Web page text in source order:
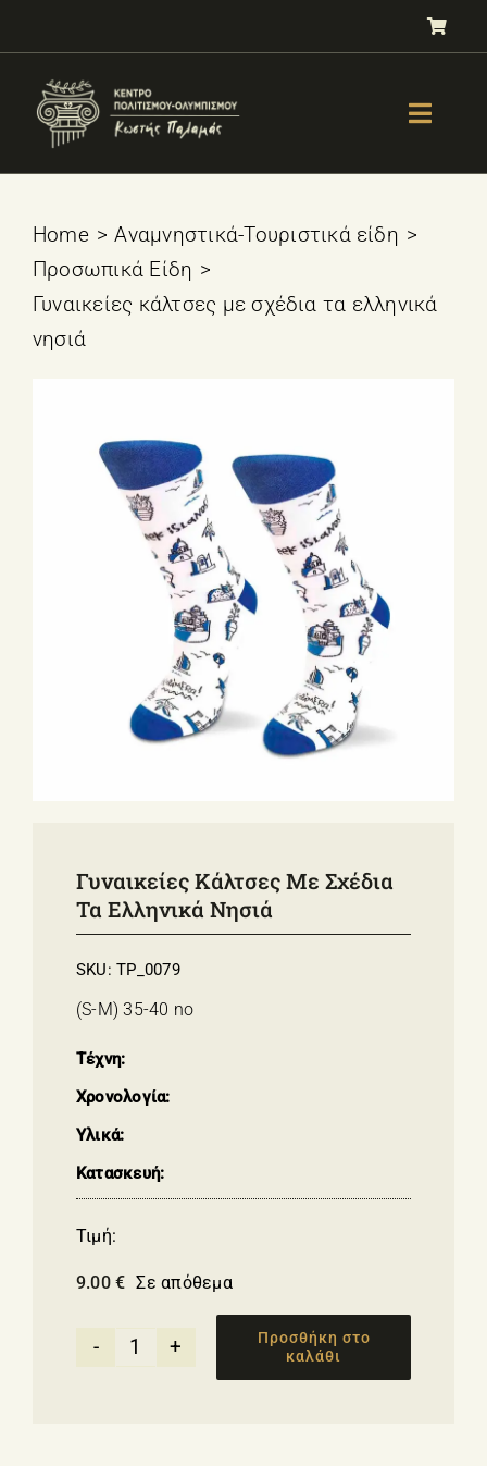
Toggle
ΟΛΥΜΠΙΣΜΟΣ
ΤΕΣΤ ΕΠΙΛΟΓΗΣ ΑΘΛΗΜΑΤΟΣ
ΒΙΒΛΙΑ
ΕΚΔΗΛΩΣΕΙΣ
ΣΧΕΤΙΚΑ ΜΕ ΕΜΑΣ
Home
Αναμνηστικά-Τουριστικά είδη
Προσωπικά Είδη
Γυναικείες κάλτσες με σχέδια τα ελληνικά
νησιά
Γυναικείες Κάλτσες Με Σχέδια
Τα Ελληνικά Νησιά
SKU:TP_0079
(S-M) 35-40 no
Τέχνη:
Χρονολογία:
Υλικά:
Κατασκευή:
Τιμή:
9.00€ Σε απόθεμα
Γυναικείες
Προσθήκη στο
καλάθι